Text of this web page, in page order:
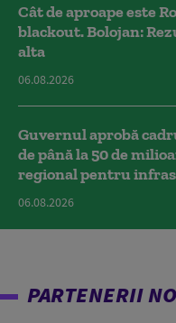
Cât de aproape este
blackout. Bolojan:
alta
06.08.2026
Guvernul aprobă
de până la 50 de
regional pentru
06.08.2026
PARTENERII